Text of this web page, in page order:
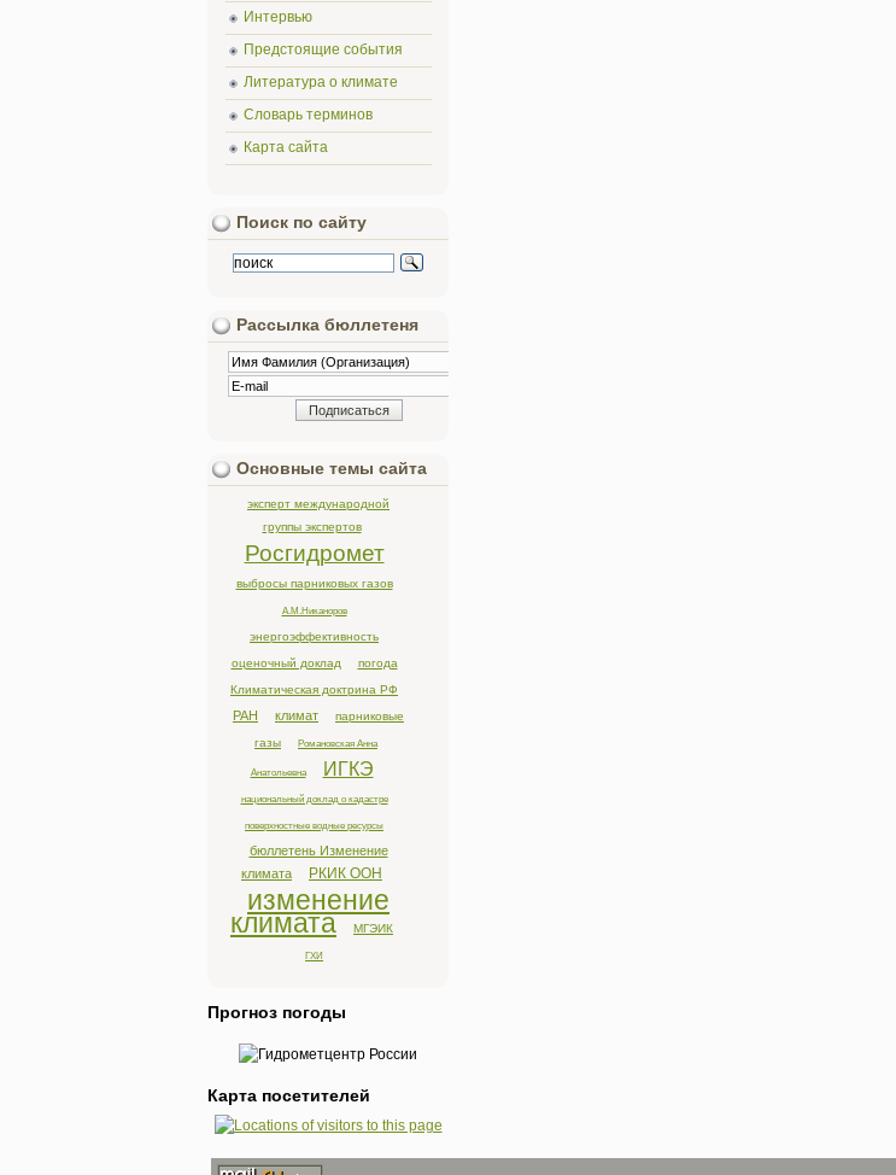
Интервью
Предстоящие события
Литература о климате
Словарь терминов
Карта сайта
Поиск по сайту
Рассылка бюллетеня
Основные темы сайта
эксперт международной
группы экспертов
Росгидромет
выбросы парниковых газов
А.М.Никаноров
энергоэффективность
оценочный доклад
погода
Климатическая доктрина РФ
РАН климат
парниковые
газы
Романовская Анна
Анатольевна ИГКЭ
национальный доклад о кадастре
поверхностные водные ресурсы
бюллетень Изменение
климата
РКИК ООН
изменение
климата МГЭИК
ГХИ
Прогноз погоды
Карта посетителей